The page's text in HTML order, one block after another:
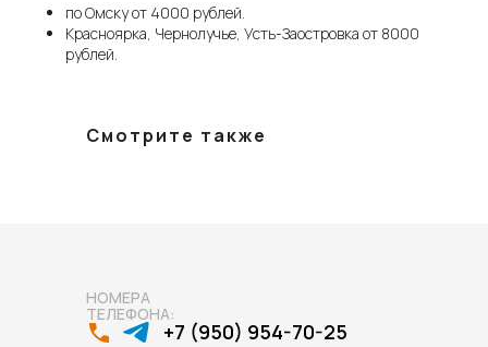
по Омску от 4000 рублей.
Красноярка, Чернолучье, Усть-Заостровка от 8000
рублей.
Смотрите также
НОМЕРА
ТЕЛЕФОНА:
+7 (950) 954-70-25